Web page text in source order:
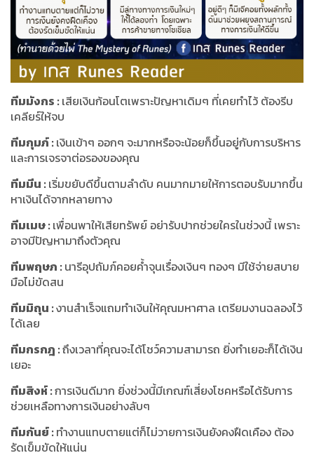
ทีมมังกร :เสียเงินก้อนโตเพราะปัญหาเดิมๆ ที่เคยทำไว้ ต้องรีบ
เคลียร์ให้จบ
ทีมกุมภ์:เงินเข้าๆ ออกๆ จะมากหรือจะน้อยก็ขึ้นอยู่กับการบริหาร
และการเจรจาต่อรองของคุณ
ทีมมีน :เริ่มขยับดีขึ้นตามลำดับ คนมากมายให้การตอบรับมากขึ้น
หาเงินได้จากหลายทาง
ทีมเมษ:เพื่อนพาให้เสียทรัพย์ อย่ารับปากช่วยใครในช่วงนี้ เพราะ
อาจมีปัญหามาถึงตัวคุณ
ทีมพฤษภ :นารีอุปถัมภ์คอยค้ำจุนเรื่องเงินๆ ทองๆ มีใช้จ่ายสบาย
มือไม่ขัดสน
ทีมมิถุน :งานสำเร็จแถมทำเงินให้คุณมหาศาล เตรียมงานฉลองไว้
ได้เลย
ทีมกรกฎ :ถึงเวลาที่คุณจะได้โชว์ความสามารถ ยิ่งทำเยอะก็ได้เงิน
เยอะ
ทีมสิงห์:การเงินดีมาก ยิ่งช่วงนี้มีเกณฑ์เสี่ยงโชคหรือได้รับการ
ช่วยเหลือทางการเงินอย่างลับๆ
ทีมกันย์:ทำงานแทบตายแต่ก็ไม่วายการเงินยังคงฝืดเคือง ต้อง
รัดเข็มขัดให้แน่น